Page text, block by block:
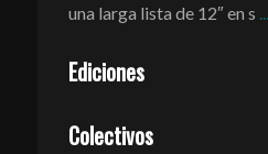
una larga lista de 12″ en s
Ediciones
Colectivos